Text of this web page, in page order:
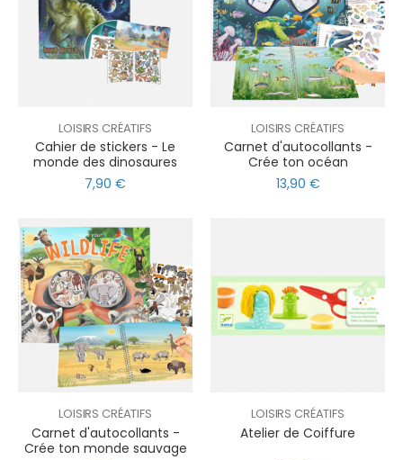
LOISIRS CRÉATIFS
Cahier de stickers - Le
monde des dinosaures
7,90 €
LOISIRS CRÉATIFS
Carnet d'autocollants -
Crée ton océan
13,90 €
LOISIRS CRÉATIFS
Carnet d'autocollants -
Crée ton monde sauvage
LOISIRS CRÉATIFS
Atelier de Coiffure